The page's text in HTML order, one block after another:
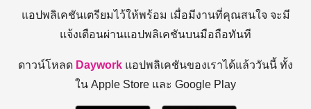
แอปพลิเคชันเตรียมไว้ให้พร้อม เมื่อมีงานที่คุณสนใจ จะมี
แจ้งเตือนผ่านแอปพลิเคชันบนมือถือทันที
ดาวน์โหลด Daywork แอปพลิเคชันของเราได้แล้ววันนี้ ทั้ง
ใน Apple Store และ Google Play